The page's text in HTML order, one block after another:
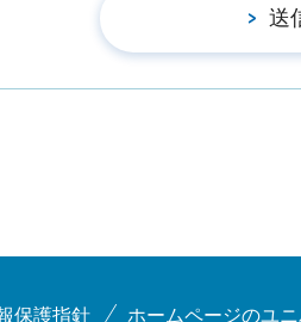
保護指針 ホームページのユ